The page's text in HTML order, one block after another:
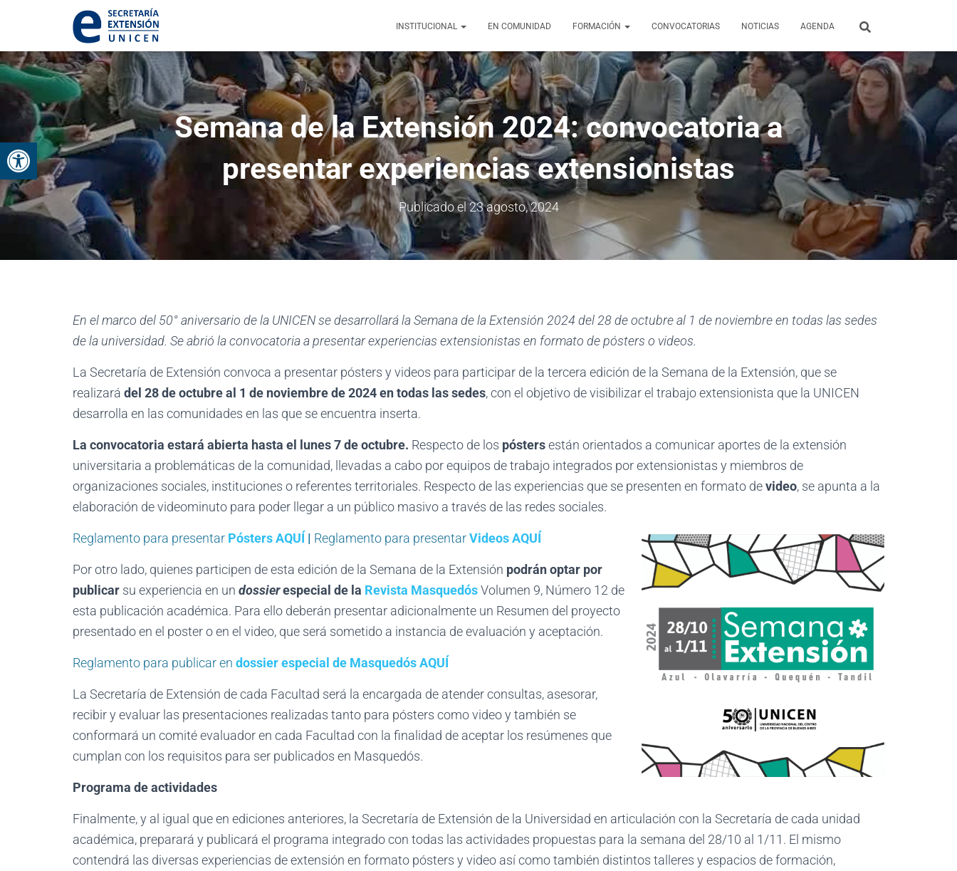
Abrir barra de herramientas
INSTITUCIONAL EN COMUNIDAD FORMACIÓN CONVOCATORIAS NOTICIAS AGENDA
Semana de la Extensión 2024: convocatoria a
presentar experiencias extensionistas
Publicado el23 agosto, 2024
En el marco del 50° aniversario de la UNICEN se desarrollará la Semana de la Extensión 2024 del 28 de octubre al 1 de noviembre en todas las sedes
de la universidad. Se abrió la convocatoria a presentar experiencias extensionistas en formato de pósters o videos.
La Secretaría de Extensión convoca a presentar pósters y videos para participar de la tercera edición de la Semana de la Extensión, que se
realizará del 28 de octubre al 1 de noviembre de 2024 en todas las sedes, con el objetivo de visibilizar el trabajo extensionista que la UNICEN
desarrolla en las comunidades en las que se encuentra inserta.
La convocatoria estará abierta hasta el lunes 7 de octubre. Respecto de los póstersestán orientados a comunicar aportes de la extensión
universitaria a problemáticas de la comunidad, llevadas a cabo por equipos de trabajo integrados por extensionistas y miembros de
organizaciones sociales, instituciones o referentes territoriales. Respecto de las experiencias que se presenten en formato devideo, se apunta a la
elaboración de videominuto para poder llegar a un público masivo a través de las redes sociales.
Reglamento para presentar Pósters AQUÍ | Reglamento para presentarVideos AQUÍ
Por otro lado, quienes participen de esta edición de la Semana de la Extensión podrán optar por
publicar su experiencia en un dossierespecial de la Revista MasquedósVolumen 9, Número 12 de
esta publicación académica. Para ello deberán presentar adicionalmente un Resumen del proyecto
presentado en el poster o en el video, que será sometido a instancia de evaluación y aceptación.
Reglamento para publicar en dossier especial de Masquedós AQUÍ
La Secretaría de Extensión de cada Facultad será la encargada de atender consultas, asesorar,
recibir y evaluar las presentaciones realizadas tanto para pósters como video y también se
conformará un comité evaluador en cada Facultad con la finalidad de aceptar los resúmenes que
cumplan con los requisitos para ser publicados en Masquedós.
Programa de actividades
Finalmente, y al igual que en ediciones anteriores, la Secretaría de Extensión de la Universidad en articulación con la Secretaría de cada unidad
académica, preparará y publicará el programa integrado con todas las actividades propuestas para la semana del 28/10 al 1/11. El mismo
contendrá las diversas experiencias de extensión en formato pósters y video así como también distintos talleres y espacios de formación,